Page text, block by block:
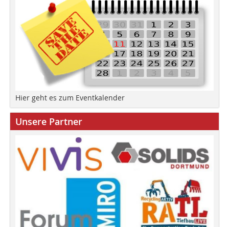
Hier geht es zum Eventkalender
Unsere Partner